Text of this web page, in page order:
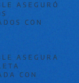
ASEGURÓ
CON
ASEGURA
CON